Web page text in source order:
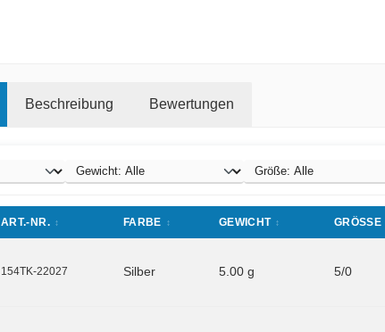
Beschreibung Bewertungen
ART.-NR. FARBE GEWICHT GRÖSSE
154TK-22027 Silber 5.00 g 5/0